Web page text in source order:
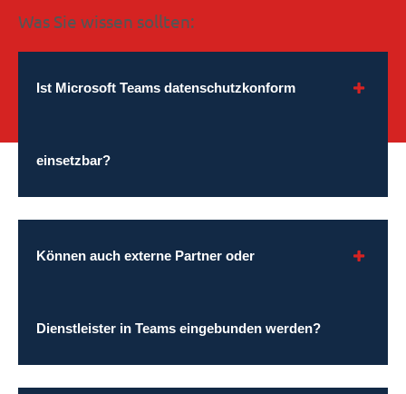
Was Sie wissen sollten:
Ist Microsoft Teams datenschutzkonform
einsetzbar?
Können auch externe Partner oder
Dienstleister in Teams eingebunden werden?